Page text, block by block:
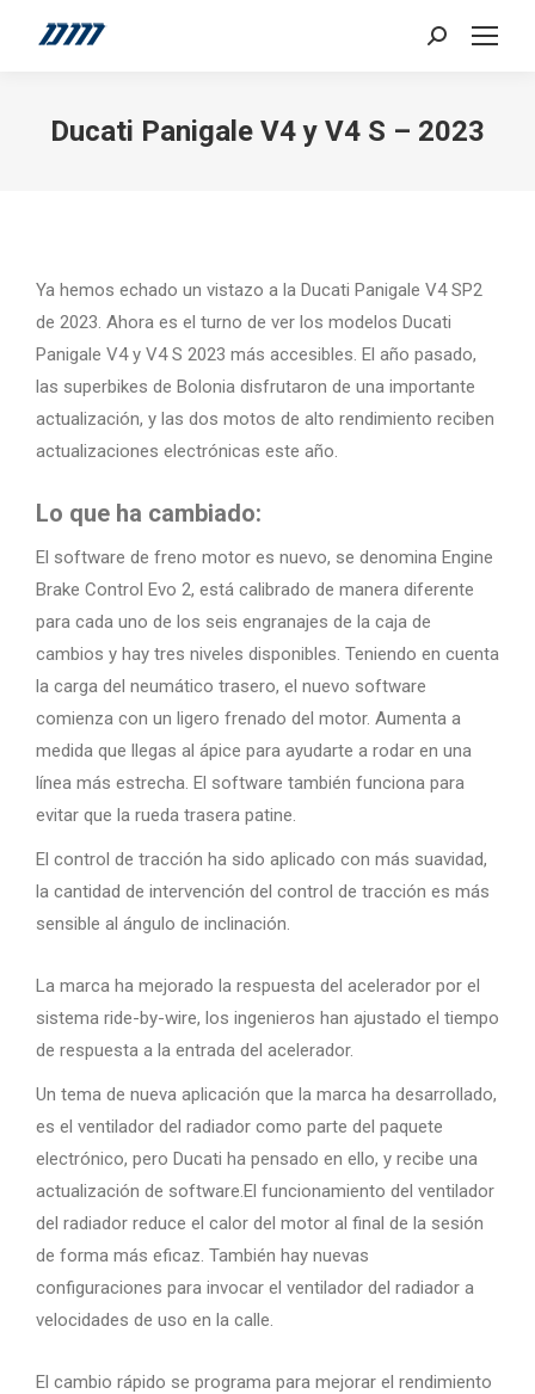
Search:
Ducati Panigale V4 y V4 S – 2023
Ya hemos echado un vistazo a la Ducati Panigale V4 SP2
de 2023. Ahora es el turno de ver los modelos Ducati
Panigale V4 y V4 S 2023 más accesibles. El año pasado,
las superbikes de Bolonia disfrutaron de una importante
actualización, y las dos motos de alto rendimiento reciben
actualizaciones electrónicas este año.
Lo que ha cambiado:
El software de freno motor es nuevo, se denomina Engine
Brake Control Evo 2, está calibrado de manera diferente
para cada uno de los seis engranajes de la caja de
cambios y hay tres niveles disponibles. Teniendo en cuenta
la carga del neumático trasero, el nuevo software
comienza con un ligero frenado del motor. Aumenta a
medida que llegas al ápice para ayudarte a rodar en una
línea más estrecha. El software también funciona para
evitar que la rueda trasera patine.
El control de tracción ha sido aplicado con más suavidad,
la cantidad de intervención del control de tracción es más
sensible al ángulo de inclinación.
La marca ha mejorado la respuesta del acelerador por el
sistema ride-by-wire, los ingenieros han ajustado el tiempo
de respuesta a la entrada del acelerador.
Un tema de nueva aplicación que la marca ha desarrollado,
es el ventilador del radiador como parte del paquete
electrónico, pero Ducati ha pensado en ello, y recibe una
actualización de software.El funcionamiento del ventilador
del radiador reduce el calor del motor al final de la sesión
de forma más eficaz. También hay nuevas
configuraciones para invocar el ventilador del radiador a
velocidades de uso en la calle.
El cambio rápido se programa para mejorar el rendimiento